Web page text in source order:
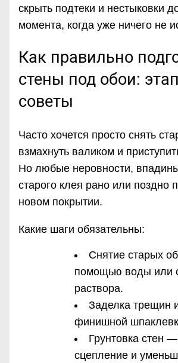
скрыть подтеки и нестыковки
момента, когда уже ничего не
Как правильно
стены под обои:
советы
Часто хочется просто снять
взмахнуть валиком и
Но любые неровности,
старого клея рано или поздно
новом покрытии.
Какие шаги обязательны:
Снятие старых
помощью воды или
раствора.
Заделка трещин
финишной
Грунтовка стен
сцепление и